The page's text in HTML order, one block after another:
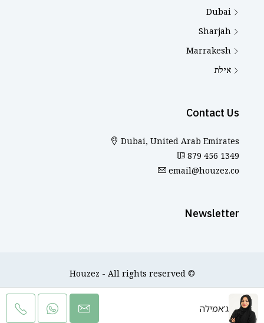
ג’אמילה
Dubai
Sharjah
Marrakesh
אילת
Contact Us
Dubai, United Arab Emirates
879 456 1349
email@houzez.co
Newsletter
© Houzez - All rights reserved